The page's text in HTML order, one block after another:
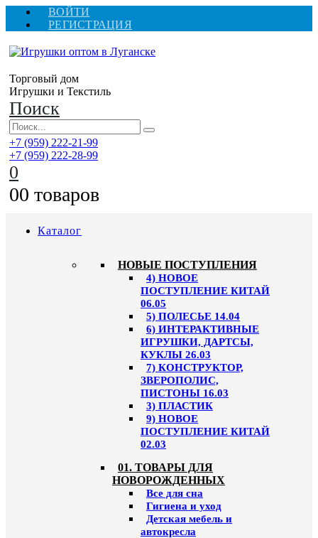
ВОЙТИ
РЕГИСТРАЦИЯ
Торговый дом
Игрушки и Текстиль
Поиск
+7 (959) 222-21-99
+7 (959) 222-28-99
0
00 товаров
Каталог
НОВЫЕ ПОСТУПЛЕНИЯ
4) НОВОЕ
ПОСТУПЛЕНИЕ КИТАЙ
06.05
5) ПОЛЕСЬЕ 14.04
6) ИНТЕРАКТИВНЫЕ
ИГРУШКИ, ДАРТСЫ,
КУКЛЫ 26.03
7) КОНСТРУКТОР,
ЗВЕРОПОЛИС,
ПИСТОНЫ 16.03
3) ПЛАСТИК
9) НОВОЕ
ПОСТУПЛЕНИЕ КИТАЙ
02.03
01. ТОВАРЫ ДЛЯ
НОВОРОЖДЕННЫХ
Все для сна
Гигиена и уход
Детская мебель и
автокресла